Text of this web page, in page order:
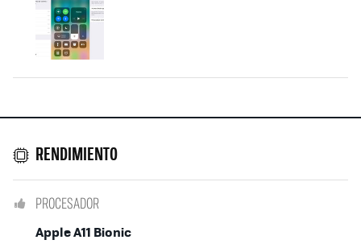
RENDIMIENTO
PROCESADOR
Apple A11 Bionic